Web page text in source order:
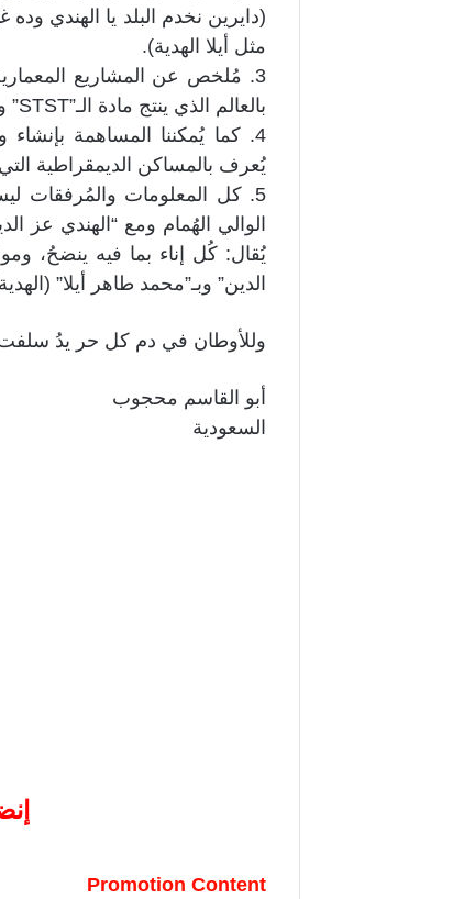
(دايرين نخدم البلد يا الهندي
مثل أيلا الهدية).
3. مُلخص عن المشاريع
بالعالم الذي ينتج مادة الـ”STST” والمملوك للمجموعة البريطانية بكوريا الجنوبية- سيول.
4. كما يُمكننا المساهمة
يُعرف بالمساكن الديمقراطية
5. كل المعلومات والمُرفقات
الوالي الهُمام ومع “الهندي عز
يُقال: كُل إناء بما فيه ينضحُ،
الدين” وبـ”محمد طاهر أيلا”
وللأوطان في دم كل حر يدُ
أبو القاسم محجوب
السعودية
Promotion Content